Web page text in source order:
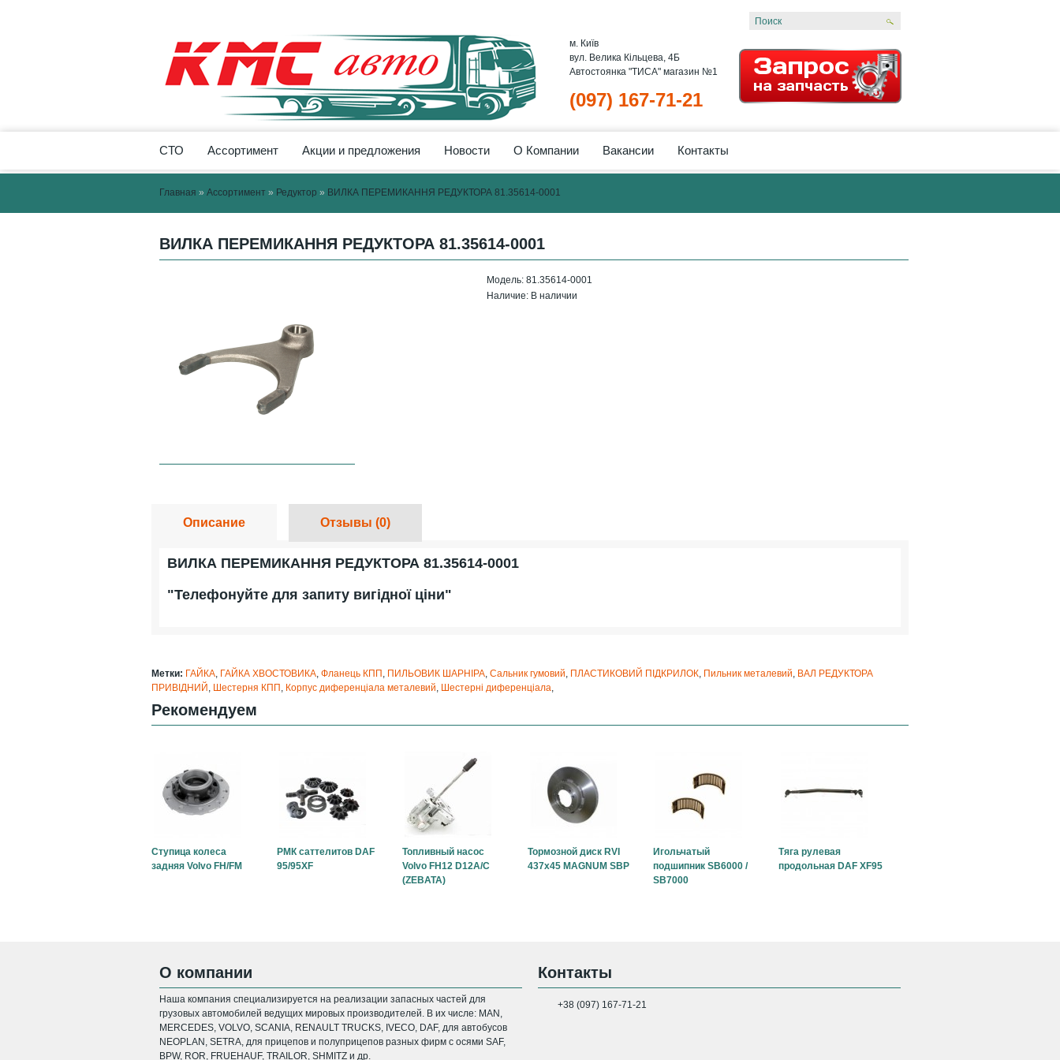
м. Київ
вул. Велика Кільцева, 4Б
Автостоянка "ТИСА" магазин №1
(097) 167-71-21
СТО Ассортимент Акции и предложения Новости О Компании Вакансии Контакты
Главная » Ассортимент » Редуктор » ВИЛКА ПЕРЕМИКАННЯ РЕДУКТОРА 81.35614-0001
ВИЛКА ПЕРЕМИКАННЯ РЕДУКТОРА 81.35614-0001
Модель: 81.35614-0001
Наличие: В наличии
Описание Отзывы (0)
ВИЛКА ПЕРЕМИКАННЯ РЕДУКТОРА 81.35614-0001
"Телефонуйте для запиту вигідної ціни"
Метки: ГАЙКА, ГАЙКА ХВОСТОВИКА, Фланець КПП , ПИЛЬОВИК ШАРНІРА, Сальник гумовий, ПЛАСТИКОВИЙ ПІДКРИЛОК, Пильник металевий, ВАЛ РЕДУКТОРА
ПРИВІДНИЙ , Шестерня КПП , Корпус диференціала металевий, Шестерні диференціала,
Рекомендуем
Ступица колеса
задняя Volvo FH/FM
РМК саттелитов DAF
95/95XF
Топливный насос
Volvo FH12 D12A/C
(ZEBATA)
Тормозной диск RVI
437x45 MAGNUM SBP
Игольчатый
подшипник SB6000 /
SB7000
Тяга рулевая
продольная DAF XF95
О компании
Наша компания специализируется на реализации запасных частей для
грузовых автомобилей ведущих мировых производителей. В их числе: MAN,
MERCEDES, VOLVO, SCANIA, RENAULT TRUCKS, IVECO, DAF, для автобусов
NEOPLAN, SETRA, для прицепов и полуприцепов разных фирм с осями SAF,
BPW, ROR, FRUEHAUF, TRAILOR, SHMITZ и др.
Контакты
+38 (097) 167-71-21